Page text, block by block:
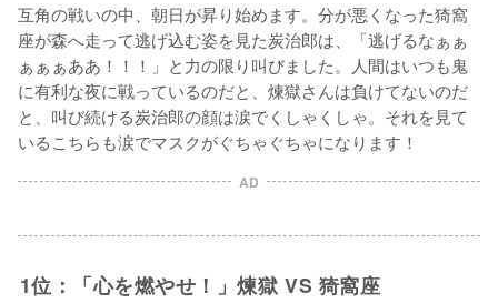
互角の戦いの中、朝日が昇り始めます。分が悪くなった猗窩
座が森へ走って逃げ込む姿を見た炭治郎は、「逃げるなぁぁ
ぁぁぁああ！！！」と力の限り叫びました。人間はいつも鬼
に有利な夜に戦っているのだと、煉獄さんは負けてないのだ
と、叫び続ける炭治郎の顔は涙でくしゃくしゃ。それを見て
いるこちらも涙でマスクがぐちゃぐちゃになります！
AD
1位：「心を燃やせ！」煉獄 VS 猗窩座